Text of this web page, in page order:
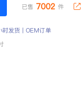
已售 7002 件
发货丨OEM订单